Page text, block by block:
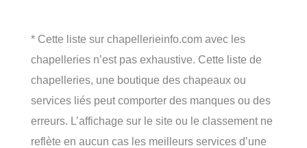
* Cette liste sur chapellerieinfo.com avec les
chapelleries n’est pas exhaustive. Cette liste de
chapelleries, une boutique des chapeaux ou
services liés peut comporter des manques ou des
erreurs. L’affichage sur le site ou le classement ne
reflète en aucun cas les meilleurs services d’une